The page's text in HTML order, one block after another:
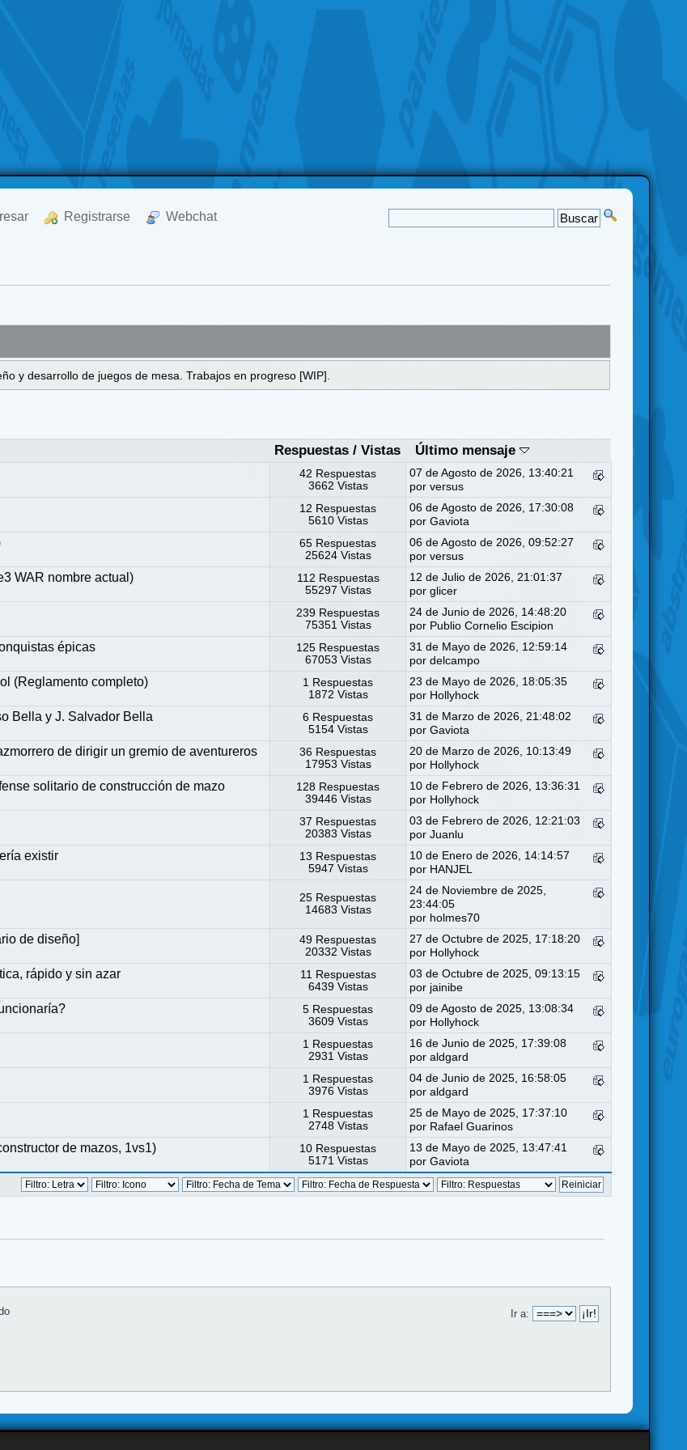
Registrarse Webchat
y desarrollo de juegos de mesa. Trabajos en progreso [WIP].
Respuestas /Vistas Último mensaje
42 Respuestas
3662 Vistas
07 de Agosto de 2026, 13:40:21
porversus
12 Respuestas
5610 Vistas
06 de Agosto de 2026, 17:30:08
porGaviota
65 Respuestas
25624 Vistas
06 de Agosto de 2026, 09:52:27
porversus
WAR nombre actual)
112 Respuestas
55297 Vistas
12 de Julio de 2026, 21:01:37
porglicer
239 Respuestas
75351 Vistas
24 de Junio de 2026, 14:48:20
por Publio Cornelio Escipion
épicas
125 Respuestas
67053 Vistas
31 de Mayo de 2026, 12:59:14
pordelcampo
(Reglamento completo)
1 Respuestas
1872 Vistas
23 de Mayo de 2026, 18:05:35
por Hollyhock
Bella y J. Salvador Bella
6 Respuestas
5154 Vistas
31 de Marzo de 2026, 21:48:02
porGaviota
de dirigir un gremio de aventureros
36 Respuestas
17953 Vistas
20 de Marzo de 2026, 10:13:49
por Hollyhock
solitario de construcción de mazo
128 Respuestas
39446 Vistas
10 de Febrero de 2026, 13:36:31
por Hollyhock
37 Respuestas
20383 Vistas
03 de Febrero de 2026, 12:21:03
porJuanlu
existir
13 Respuestas
5947 Vistas
10 de Enero de 2026, 14:14:57
por HANJEL
25 Respuestas
14683 Vistas
24 de Noviembre de 2025,
23:44:05
por holmes70
de diseño]
49 Respuestas
20332 Vistas
27 de Octubre de 2025, 17:18:20
por Hollyhock
rápido y sin azar
11 Respuestas
6439 Vistas
03 de Octubre de 2025, 09:13:15
por jainibe
5 Respuestas
3609 Vistas
09 de Agosto de 2025, 13:08:34
por Hollyhock
1 Respuestas
2931 Vistas
16 de Junio de 2025, 17:39:08
poraldgard
1 Respuestas
3976 Vistas
04 de Junio de 2025, 16:58:05
poraldgard
1 Respuestas
2748 Vistas
25 de Mayo de 2025, 17:37:10
por Rafael Guarinos
de mazos, 1vs1)
10 Respuestas
5171 Vistas
13 de Mayo de 2025, 13:47:41
porGaviota
Ir a: